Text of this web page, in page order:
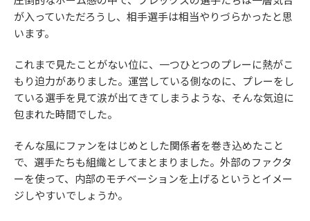
が入っていただろうし、相手選手は相当やりづらかったと思
います。
これまで見たことがない位に、一つひとつのプレーに熱がこ
もり迫力がありました。運営している側なのに、プレーをし
ている選手を見て涙が出てきてしまうような、そんな気迫に
包まれた時間でした。
そんな風にファンをはじめとした関係者を巻き込めたこと
で、選手たちも組織としてまとまりました。外部のファクタ
ーを使って、内部のモチベーションを上げるというとイメー
ジしやすいでしょうか。